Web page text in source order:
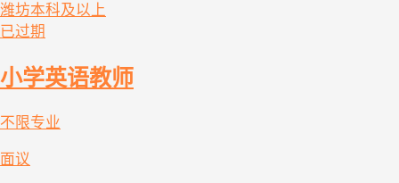
潍坊本科及以上
已过期
小学英语教师
不限专业
面议